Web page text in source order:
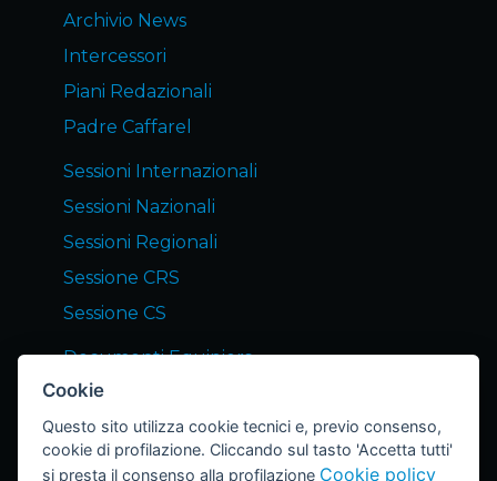
Archivio News
Intercessori
Piani Redazionali
Padre Caffarel
Sessioni Internazionali
Sessioni Nazionali
Sessioni Regionali
Sessione CRS
Sessione CS
Documenti Equipiers
Servizi END Equipiers
Notizie dagli Equipiers
Lettera END
Cookie
Questo sito utilizza cookie tecnici e, previo consenso,
cookie di profilazione. Cliccando sul tasto 'Accetta tutti'
si presta il consenso alla profilazione Cookie policy